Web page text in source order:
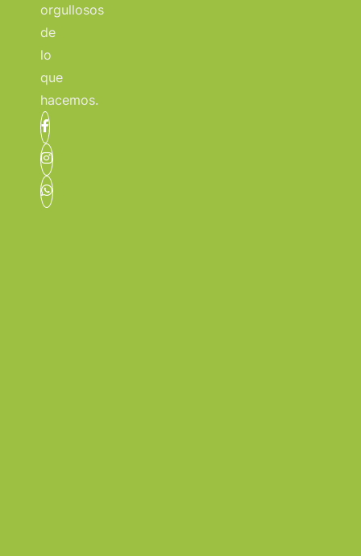
orgullosos
de
lo
que
hacemos.